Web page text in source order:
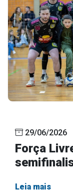
29/06/2026
Força
Leia mais